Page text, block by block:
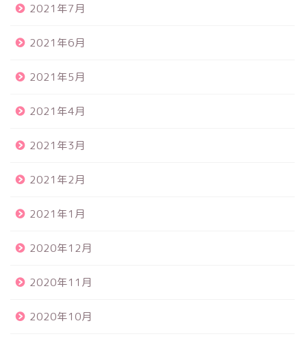
2021年7月
2021年6月
2021年5月
2021年4月
2021年3月
2021年2月
2021年1月
2020年12月
2020年11月
2020年10月